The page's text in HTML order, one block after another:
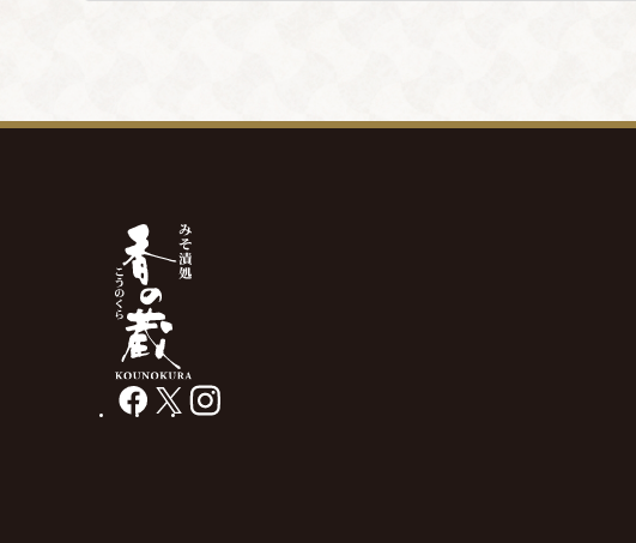
facebook
X instagram